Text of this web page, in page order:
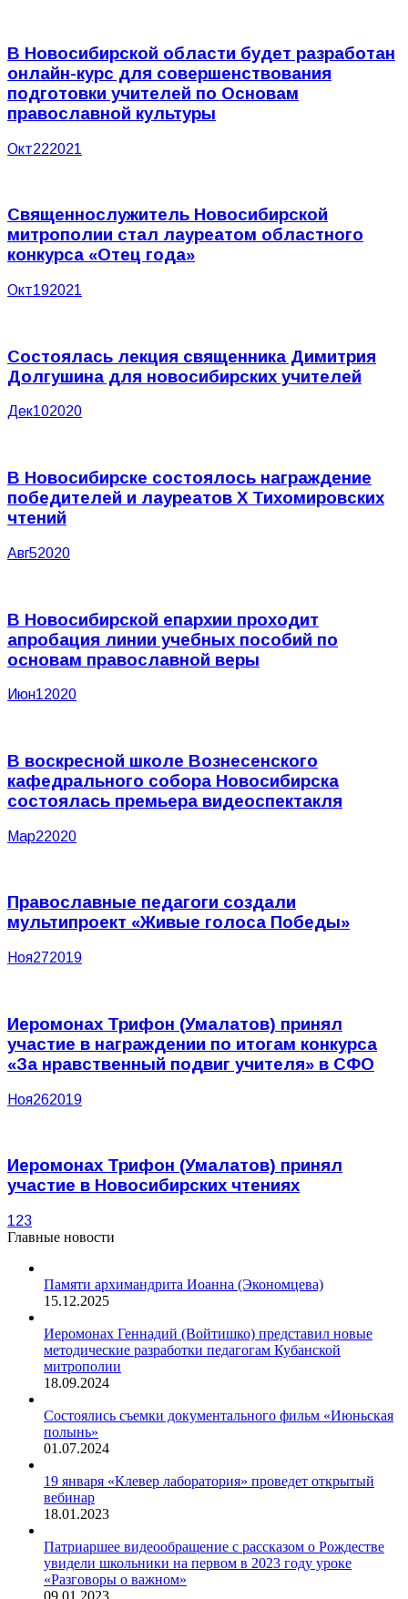
В Новосибирской области будет разработан
онлайн-курс для совершенствования
подготовки учителей по Основам
православной культуры
Окт222021
Священнослужитель Новосибирской
митрополии стал лауреатом областного
конкурса «Отец года»
Окт192021
Состоялась лекция священника Димитрия
Долгушина для новосибирских учителей
Дек102020
В Новосибирске состоялось награждение
победителей и лауреатов X Тихомировских
чтений
Авг52020
В Новосибирской епархии проходит
апробация линии учебных пособий по
основам православной веры
Июн12020
В воскресной школе Вознесенского
кафедрального собора Новосибирска
состоялась премьера видеоспектакля
Мар22020
Православные педагоги создали
мультипроект «Живые голоса Победы»
Ноя272019
Иеромонах Трифон (Умалатов) принял
участие в награждении по итогам конкурса
«За нравственный подвиг учителя» в СФО
Ноя262019
Иеромонах Трифон (Умалатов) принял
участие в Новосибирских чтениях
123
Главные новости
Памяти архимандрита Иоанна (Экономцева)
15.12.2025
Иеромонах Геннадий (Войтишко) представил новые
методические разработки педагогам Кубанской
митрополии
18.09.2024
Состоялись съемки документального фильм «Июньская
полынь»
01.07.2024
19 января «Клевер лаборатория» проведет открытый
вебинар
18.01.2023
Патриаршее видеообращение с рассказом о Рождестве
увидели школьники на первом в 2023 году уроке
«Разговоры о важном»
09.01.2023